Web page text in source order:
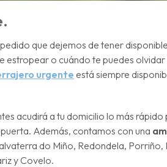
que dejemos de tener
estropear o cuándo te puedes olvidar
urgente está siempre
acudirá a tu domicilio lo más rápido
Además, contamos con una
do Miño, Redondela, Porriño,
y Covelo.